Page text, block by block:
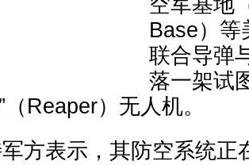
空军基地
Base）等
联合导弹
落一架试
（Reaper）无人机。
表示，其防空系统正